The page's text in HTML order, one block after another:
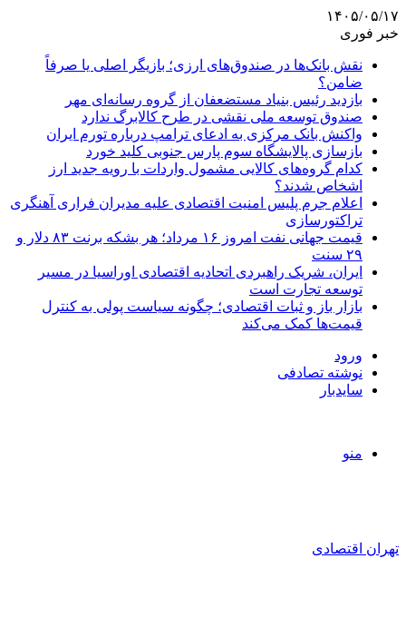
۱۴۰۵/۰۵/۱۷
خبر فوری
نقش بانک‌ها در صندوق‌های ارزی؛ بازیگر اصلی یا صرفاً
ضامن؟
بازدید رئیس بنیاد مستضعفان از گروه رسانه‌ای مهر
صندوق توسعه ملی نقشی در طرح کالابرگ ندارد
واکنش بانک مرکزی به ادعای ترامپ درباره تورم ایران
بازسازی پالایشگاه سوم پارس جنوبی کلید خورد
کدام گروه‌های کالایی مشمول واردات با رویه جدید ارز
اشخاص شدند؟
اعلام جرم پلیس امنیت اقتصادی علیه مدیران فراری آهنگری
تراکتورسازی
قیمت جهانی نفت امروز ۱۶ مرداد؛ هر بشکه برنت ۸۳ دلار و
۲۹ سنت
ایران، شریک راهبردی اتحادیه اقتصادی اوراسیا در مسیر
توسعه تجارت است
بازار باز و ثبات اقتصادی؛ چگونه سیاست پولی به کنترل
قیمت‌ها کمک می‌کند
ورود
نوشته تصادفی
سایدبار
منو
تهران اقتصادی